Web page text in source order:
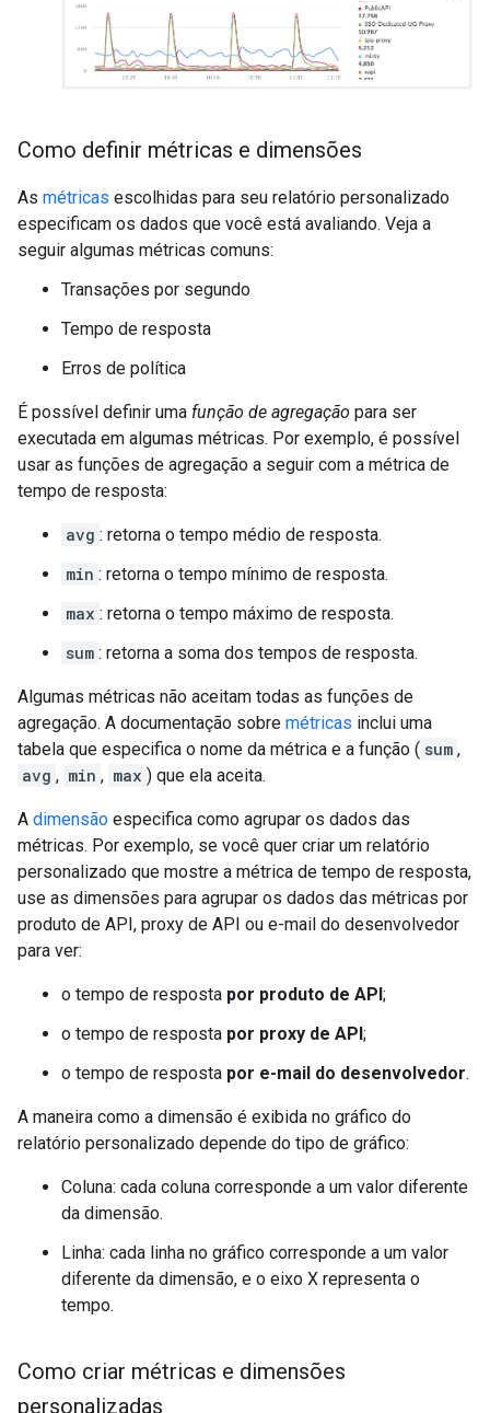
Como definir métricas e dimensões
As métricas escolhidas para seu relatório personalizado
especificam os dados que você está avaliando. Veja a
seguir algumas métricas comuns:
Transações por segundo
Tempo de resposta
Erros de política
É possível definir uma função de agregação para ser
executada em algumas métricas. Por exemplo, é possível
usar as funções de agregação a seguir com a métrica de
tempo de resposta:
avg : retorna o tempo médio de resposta.
min : retorna o tempo mínimo de resposta.
max : retorna o tempo máximo de resposta.
sum : retorna a soma dos tempos de resposta.
Algumas métricas não aceitam todas as funções de
agregação. A documentação sobre métricas inclui uma
tabela que especifica o nome da métrica e a função ( sum ,
avg , min , max ) que ela aceita.
A dimensão especifica como agrupar os dados das
métricas. Por exemplo, se você quer criar um relatório
personalizado que mostre a métrica de tempo de resposta,
use as dimensões para agrupar os dados das métricas por
produto de API, proxy de API ou e-mail do desenvolvedor
para ver:
o tempo de resposta por produto de API;
o tempo de resposta por proxy de API;
o tempo de resposta por e-mail do desenvolvedor.
A maneira como a dimensão é exibida no gráfico do
relatório personalizado depende do tipo de gráfico:
Coluna: cada coluna corresponde a um valor diferente
da dimensão.
Linha: cada linha no gráfico corresponde a um valor
diferente da dimensão, e o eixo X representa o
tempo.
Como criar métricas e dimensões
personalizadas